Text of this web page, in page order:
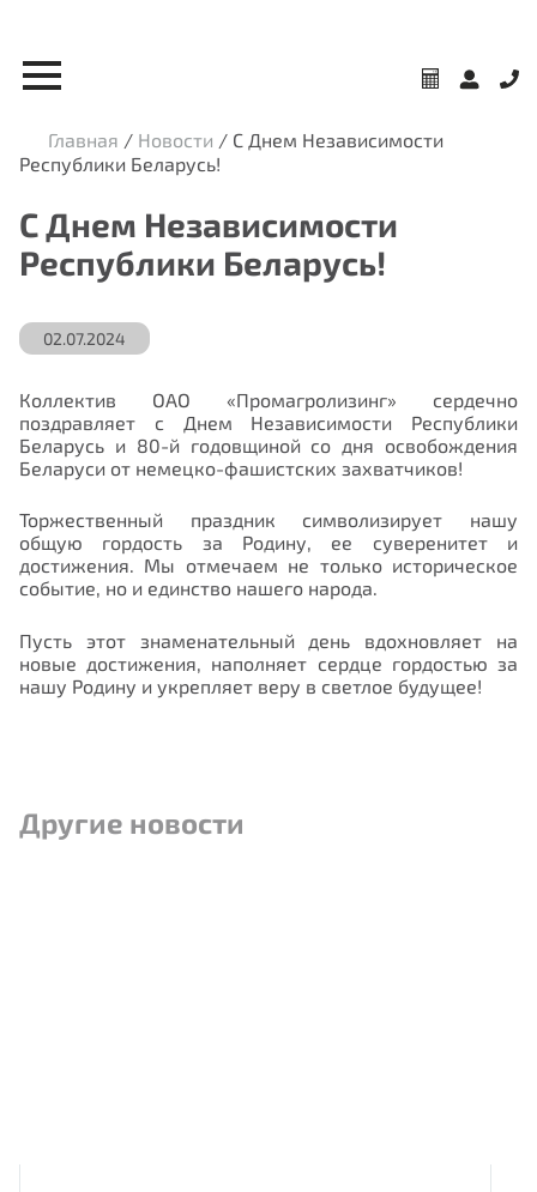
Главная / Новости / С Днем Независимости
Республики Беларусь!
С Днем Независимости
Республики Беларусь!
02.07.2024
Коллектив ОАО «Промагролизинг» сердечно
поздравляет с Днем Независимости Республики
Беларусь и 80-й годовщиной со дня освобождения
Беларуси от немецко-фашистских захватчиков!
Торжественный праздник символизирует нашу
общую гордость за Родину, ее суверенитет и
достижения. Мы отмечаем не только историческое
событие, но и единство нашего народа.
Пусть этот знаменательный день вдохновляет на
новые достижения, наполняет сердце гордостью за
нашу Родину и укрепляет веру в светлое будущее!
Другие новости